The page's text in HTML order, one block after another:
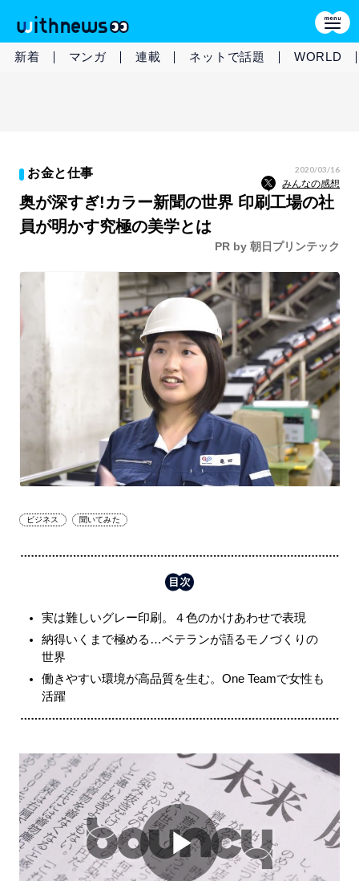
新着 マンガ 連載 ネットで話題 WORLD
お金と仕事 2020/03/16
みんなの感想
奥が深すぎ!カラー新聞の世界 印刷工場の社
員が明かす究極の美学とは
PR by 朝日プリンテック
ビジネス 聞いてみた
実は難しいグレー印刷。４色のかけあわせで表現
納得いくまで極める…ベテランが語るモノづくりの
世界
働きやすい環境が高品質を生む。One Teamで女性も
活躍